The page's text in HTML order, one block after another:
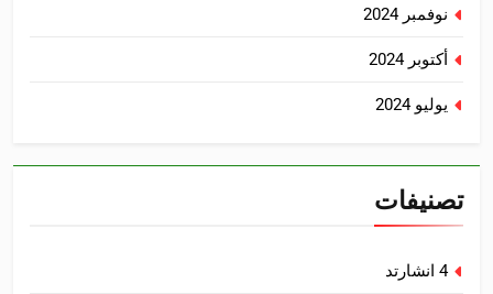
نوفمبر 2024
أكتوبر 2024
يوليو 2024
تصنيفات
4 انشارتد